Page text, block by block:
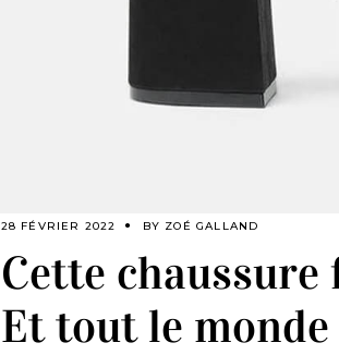
28 FÉVRIER 2022 BY ZOÉ GALLAND
Cette
Et tout le monde